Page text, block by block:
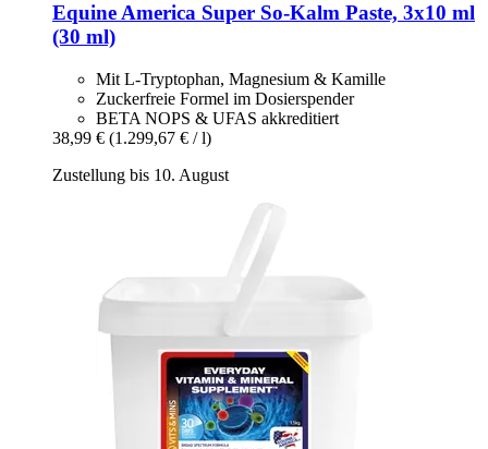
Equine America Super So-​Kalm Paste, 3x10 ml
(30 ml)
Mit L-Tryptophan, Magnesium & Kamille
Zuckerfreie Formel im Dosierspender
BETA NOPS & UFAS akkreditiert
38,99 € (1.299,67 € / l)
Zustellung bis 10. August